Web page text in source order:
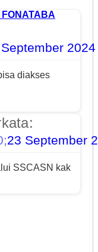
FONATABA
diakses
23 September
SSCASN kak